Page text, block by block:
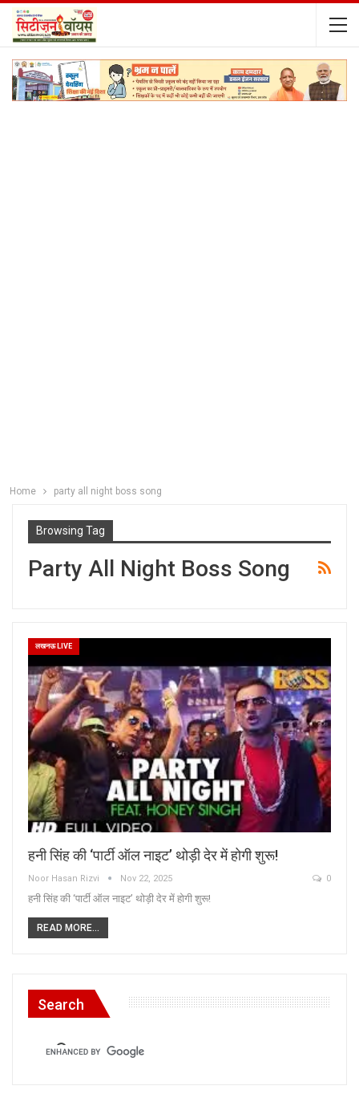
Home party all night boss song
Browsing Tag
Party All Night Boss Song
लखनऊ LIVE
हनी सिंह की ‘पार्टी ऑल नाइट’ थोड़ी देर में होगी शुरू!
Noor Hasan Rizvi Nov 22, 2025 0
हनी सिंह की ‘पार्टी ऑल नाइट’ थोड़ी देर में होगी शुरू!
READ MORE...
Search